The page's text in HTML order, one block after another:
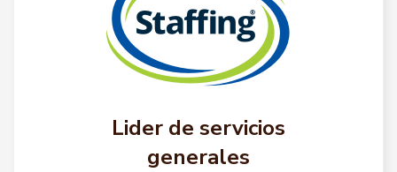
Lider de servicios
generales